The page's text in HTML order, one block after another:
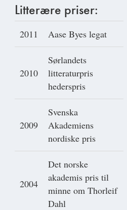
Litterære priser:
2011 Aase Byes legat
2010
Sørlandets
litteraturpris
hederspris
2009
Svenska
Akademiens
nordiske pris
2004
Det norske
akademis pris til
minne om Thorleif
Dahl